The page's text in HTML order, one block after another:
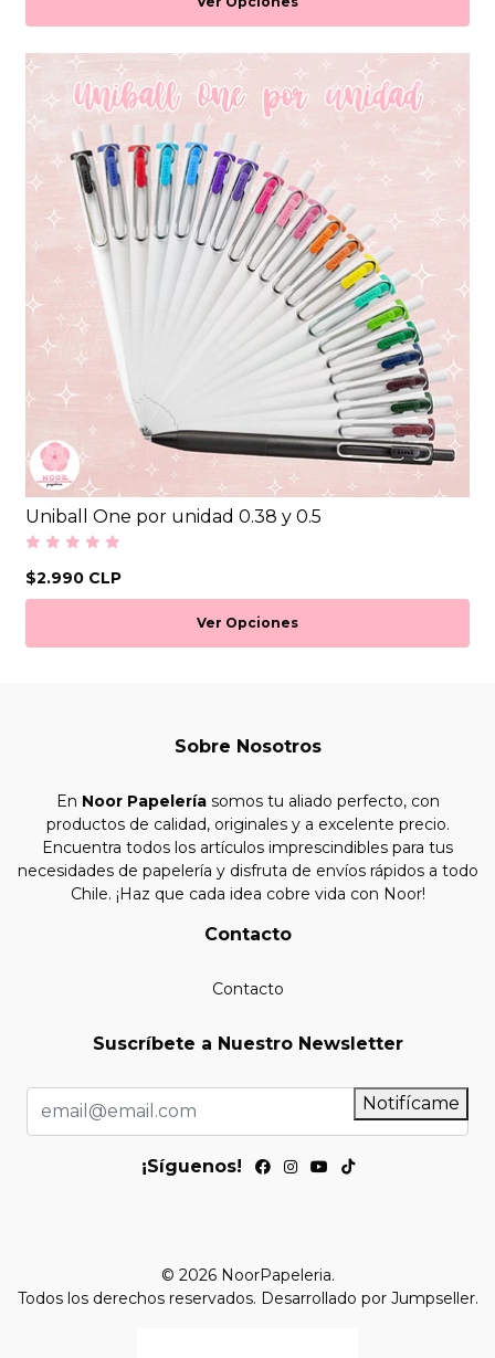
Uniball One por unidad 0.38 y 0.5
$2.990 CLP
Ver Opciones
Sobre Nosotros
En Noor Papeleríasomos tu aliado perfecto, con
productos de calidad, originales y a excelente precio.
Encuentra todos los artículos imprescindibles para tus
necesidades de papelería y disfruta de envíos rápidos a todo
Chile. ¡Haz que cada idea cobre vida con Noor!
Contacto
Contacto
Suscríbete a Nuestro Newsletter
Notifícame
¡Síguenos!
© 2026 NoorPapeleria.
Todos los derechos reservados. Desarrollado por Jumpseller.